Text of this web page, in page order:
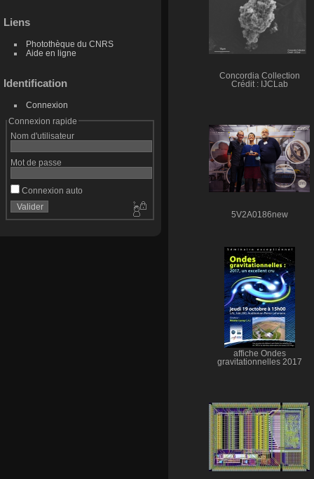
Liens
Photothèque du CNRS
Aide en ligne
Identification
Connexion
Connexion rapide
Nom d'utilisateur
Mot de passe
Connexion auto
Concordia Collection
Crédit : IJCLab
5V2A0186new
affiche Ondes
gravitationnelles 2017